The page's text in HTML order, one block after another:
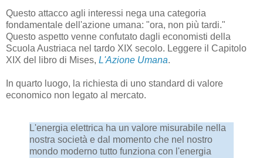
Questo attacco agli interessi nega una categoria
fondamentale dell'azione umana: "ora, non più tardi."
Questo aspetto venne confutato dagli economisti della
Scuola Austriaca nel tardo XIX secolo. Leggere il Capitolo
XIX del libro di Mises, L'Azione Umana.
In quarto luogo, la richiesta di uno standard di valore
economico non legato al mercato.
L'energia elettrica ha un valore misurabile nella
nostra società e dal momento che nel nostro
mondo moderno tutto funziona con l'energia